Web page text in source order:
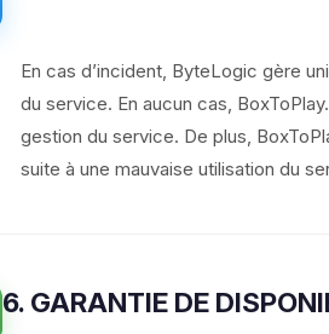
En cas d’incident, ByteLogic gère
du service. En aucun cas,
gestion du service. De plus,
suite à une mauvaise utilisation du
6. GARANTIE DE